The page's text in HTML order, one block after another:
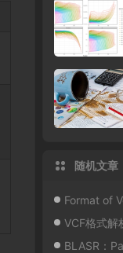
随机文章
Format of
VCF格式解
BLASR：